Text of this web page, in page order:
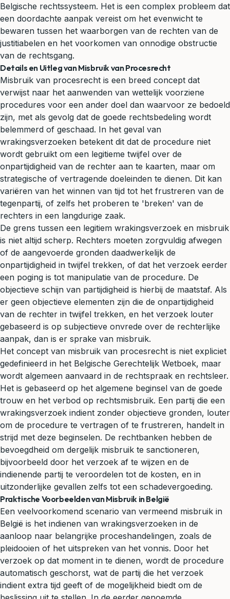
Belgische rechtssysteem. Het is een complex probleem dat
een doordachte aanpak vereist om het evenwicht te
bewaren tussen het waarborgen van de rechten van de
justitiabelen en het voorkomen van onnodige obstructie
van de rechtsgang.
Details en Uitleg van Misbruik van Procesrecht
Misbruik van procesrecht is een breed concept dat
verwijst naar het aanwenden van wettelijk voorziene
procedures voor een ander doel dan waarvoor ze bedoeld
zijn, met als gevolg dat de goede rechtsbedeling wordt
belemmerd of geschaad. In het geval van
wrakingsverzoeken betekent dit dat de procedure niet
wordt gebruikt om een legitieme twijfel over de
onpartijdigheid van de rechter aan te kaarten, maar om
strategische of vertragende doeleinden te dienen. Dit kan
variëren van het winnen van tijd tot het frustreren van de
tegenpartij, of zelfs het proberen te 'breken' van de
rechters in een langdurige zaak.
De grens tussen een legitiem wrakingsverzoek en misbruik
is niet altijd scherp. Rechters moeten zorgvuldig afwegen
of de aangevoerde gronden daadwerkelijk de
onpartijdigheid in twijfel trekken, of dat het verzoek eerder
een poging is tot manipulatie van de procedure. De
objectieve schijn van partijdigheid is hierbij de maatstaf. Als
er geen objectieve elementen zijn die de onpartijdigheid
van de rechter in twijfel trekken, en het verzoek louter
gebaseerd is op subjectieve onvrede over de rechterlijke
aanpak, dan is er sprake van misbruik.
Het concept van misbruik van procesrecht is niet expliciet
gedefinieerd in het Belgische Gerechtelijk Wetboek, maar
wordt algemeen aanvaard in de rechtspraak en rechtsleer.
Het is gebaseerd op het algemene beginsel van de goede
trouw en het verbod op rechtsmisbruik. Een partij die een
wrakingsverzoek indient zonder objectieve gronden, louter
om de procedure te vertragen of te frustreren, handelt in
strijd met deze beginselen. De rechtbanken hebben de
bevoegdheid om dergelijk misbruik te sanctioneren,
bijvoorbeeld door het verzoek af te wijzen en de
indienende partij te veroordelen tot de kosten, en in
uitzonderlijke gevallen zelfs tot een schadevergoeding.
Praktische Voorbeelden van Misbruik in België
Een veelvoorkomend scenario van vermeend misbruik in
België is het indienen van wrakingsverzoeken in de
aanloop naar belangrijke proceshandelingen, zoals de
pleidooien of het uitspreken van het vonnis. Door het
verzoek op dat moment in te dienen, wordt de procedure
automatisch geschorst, wat de partij die het verzoek
indient extra tijd geeft of de mogelijkheid biedt om de